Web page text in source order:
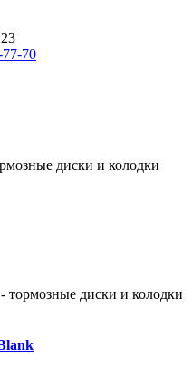
70
диски и колодки
тормозные диски и колодки